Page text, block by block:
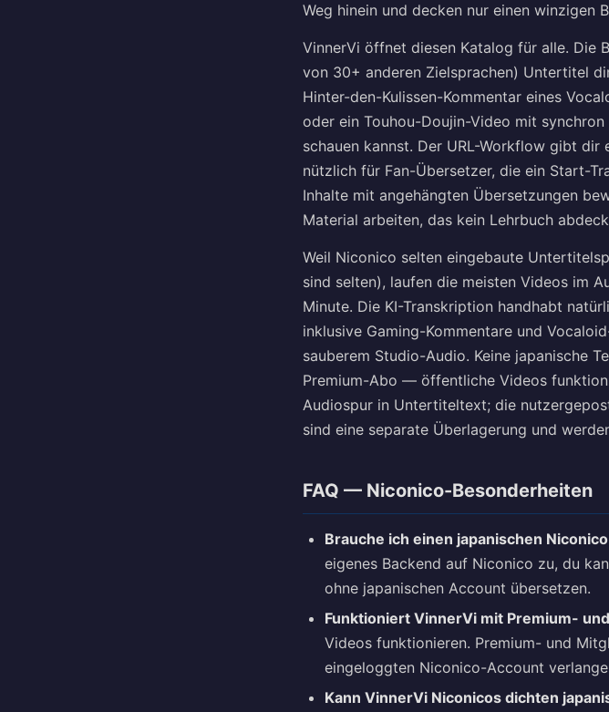
Weg hinein und decken nur einen winzigen
VinnerVi öffnet diesen Katalog für alle. Die
von 30+ anderen Zielsprachen) Untertitel
Hinter-den-Kulissen-Kommentar eines
oder ein Touhou-Doujin-Video mit
schauen kannst. Der URL-Workflow gibt
nützlich für Fan-Übersetzer, die ein Start-
Inhalte mit angehängten Übersetzungen
Material arbeiten, das kein Lehrbuch
Weil Niconico selten eingebaute
sind selten), laufen die meisten Videos im
Minute. Die KI-Transkription handhabt
inklusive Gaming-Kommentare und
sauberem Studio-Audio. Keine japanische
Premium-Abo — öffentliche Videos
Audiospur in Untertiteltext; die
sind eine separate Überlagerung und
FAQ — Niconico-Besonderheiten
Brauche ich einen japanischen
eigenes Backend auf Niconico zu, du
ohne japanischen Account übersetzen.
Funktioniert VinnerVi mit Premium-
Videos funktionieren. Premium- und
eingeloggten Niconico-Account
Kann VinnerVi Niconicos dichten